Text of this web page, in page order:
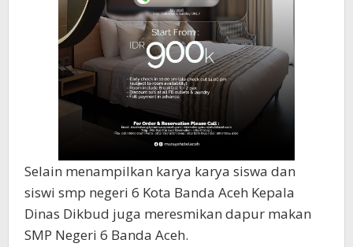
Selain menampilkan karya karya siswa dan
siswi smp negeri 6 Kota Banda Aceh Kepala
Dinas Dikbud juga meresmikan dapur makan
SMP Negeri 6 Banda Aceh.